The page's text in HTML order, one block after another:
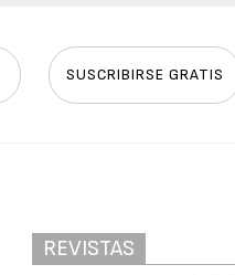
SUSCRIBIRSE GRATIS
REVISTAS